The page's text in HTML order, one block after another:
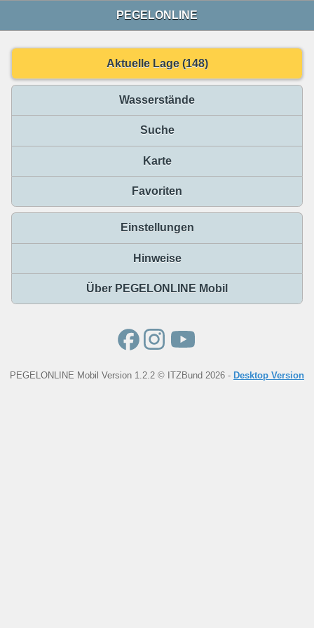
PEGELONLINE
Aktuelle Lage (148)
Wasserstände
Suche
Karte
Favoriten
Einstellungen
Hinweise
Über PEGELONLINE Mobil
PEGELONLINE Mobil Version 1.2.2 © ITZBund 2026 - Desktop Version